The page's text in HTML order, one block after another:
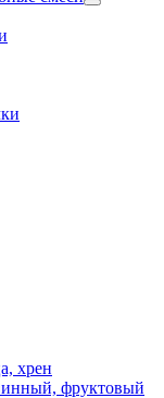
хрен
фруктовый